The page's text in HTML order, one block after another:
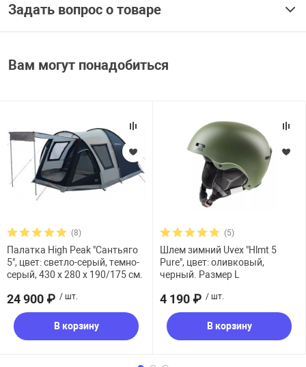
Задать вопрос о товаре
Вам могут понадобиться
(8)
Палатка High Peak "Сантьяго
5", цвет: светло-серый, темно-
серый, 430 х 280 х 190/175 см.
24 900 ₽ / шт.
В корзину
(5)
Шлем зимний Uvex "Hlmt 5
Pure", цвет: оливковый,
черный. Размер L
4 190 ₽ / шт.
В корзину